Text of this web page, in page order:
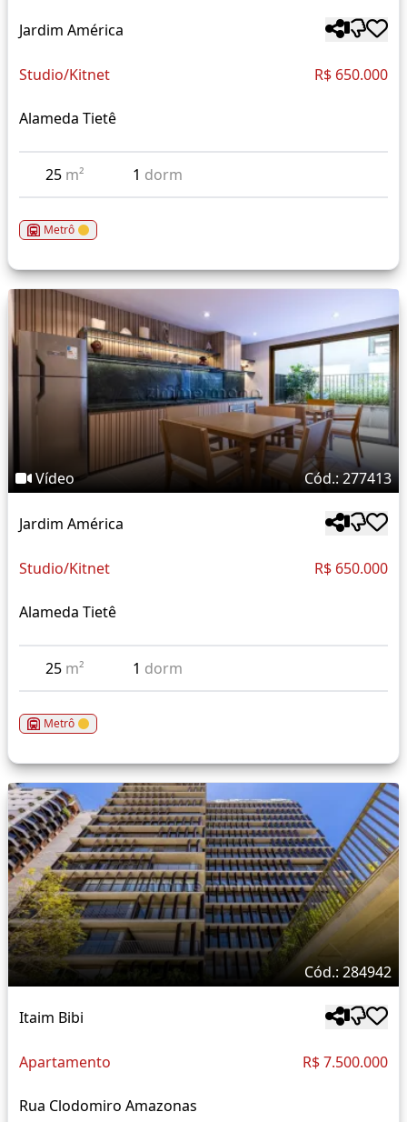
Jardim América
Studio/Kitnet R$ 650.000
Alameda Tietê
25 m² 1 dorm
Metrô
Vídeo Cód.: 277413
Jardim América
Studio/Kitnet R$ 650.000
Alameda Tietê
25 m² 1 dorm
Metrô
Cód.: 284942
Itaim Bibi
Apartamento R$ 7.500.000
Rua Clodomiro Amazonas